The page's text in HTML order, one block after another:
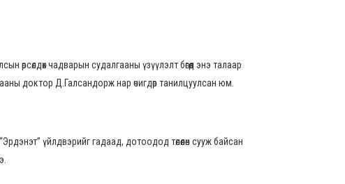
чадварын судалгааны үзүүлэлт бөгөөд энэ талаар
доктор Д.Галсандорж нар өчигдөр танилцуулсан юм.
үйлдвэрийг гадаад, дотоодод төлөөлөн сууж байсан